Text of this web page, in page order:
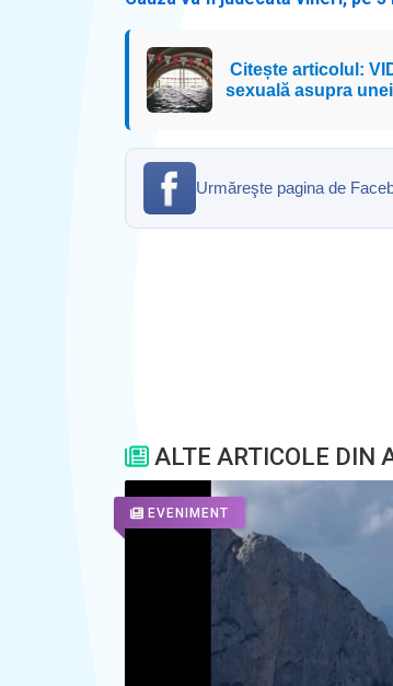
Citește articolul:
sexuală asupra
Urmăreşte pagina de
ALTE ARTICOLE DIN
EVENIMENT